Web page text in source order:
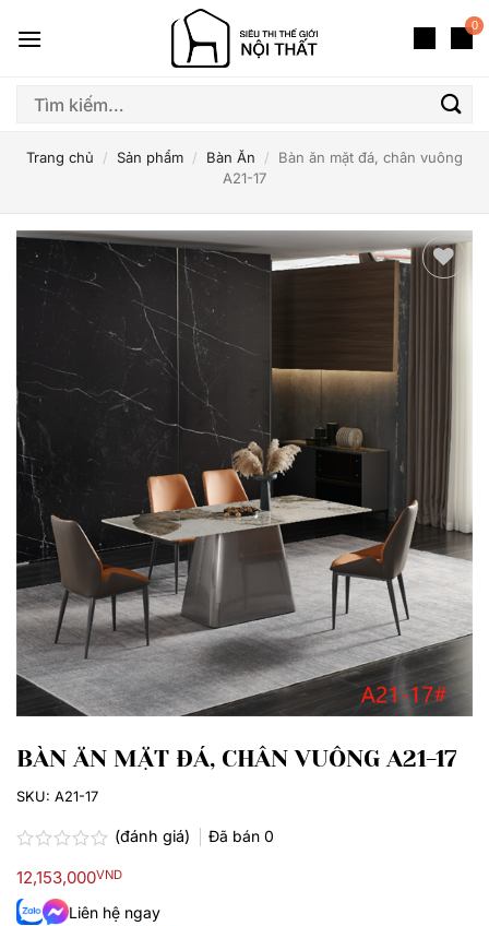
qua
dung
0
Tìm
Trang chủ / Sản phẩm / Bàn Ăn /
Bàn ăn mặt đá, chân vuông
A21-17
Thêm
BÀN ĂN MẶT ĐÁ, CHÂN VUÔNG A21-17
xếp
hạng
0.0
(đánh giá) Đã bán 0
12,153,000VND
Liên hệ ngay
SKU: A21-17